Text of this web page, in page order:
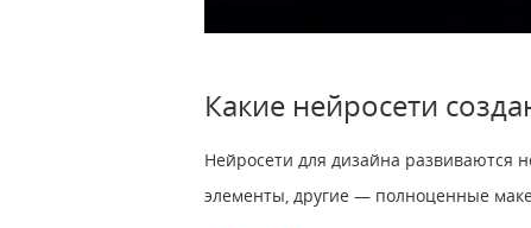
Какие нейросети
Нейросети для дизайна развиваются
элементы, другие — полноценные